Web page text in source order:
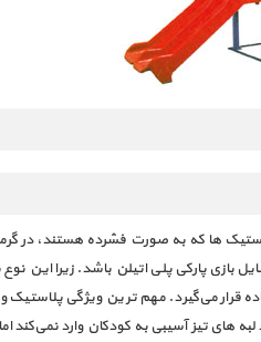
ها که به صورت فشرده هستند، در
پارکی پلی اتیلن باشد. زیرا این نوع
قرار می‌گیرد. مهم ترین ویژگی پلاستیک
های تیز آسیبی به کودکان وارد نمی‌کند